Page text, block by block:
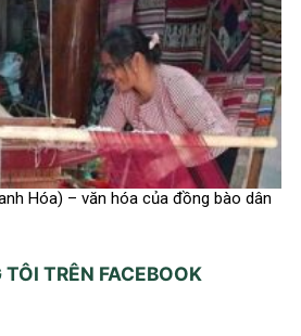
Hóa) – văn hóa của đồng bào dân
TRÊN FACEBOOK